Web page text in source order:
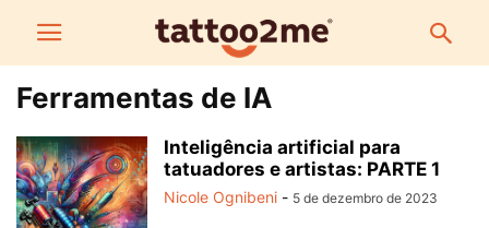
Ferramentas de IA
Inteligência artificial para
tatuadores e artistas: PARTE 1
Nicole Ognibeni - 5 de dezembro de 2023